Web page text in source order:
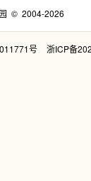
© 2004-2026
号 浙ICP备